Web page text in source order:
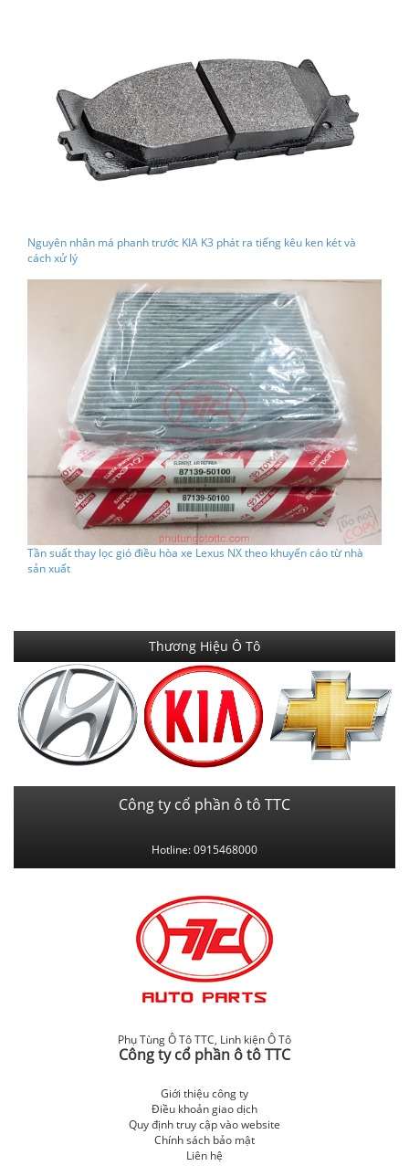
Nguyên nhân má phanh trước KIA K3 phát ra tiếng kêu ken két và
cách xử lý
Tần suất thay lọc gió điều hòa xe Lexus NX theo khuyến cáo từ nhà
sản xuất
Thương Hiệu Ô Tô
Công ty cổ phần ô tô TTC
Hotline: 0915468000
Phụ Tùng Ô Tô TTC, Linh kiện Ô Tô
Công ty cổ phần ô tô TTC
Giới thiệu công ty
Điều khoản giao dịch
Quy định truy cập vào website
Chính sách bảo mật
Liên hệ